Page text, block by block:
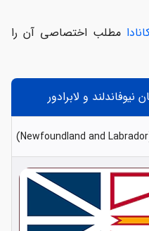
مطلب اختصاصی آن را
و لابرادور